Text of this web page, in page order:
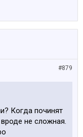
#879
Когда починят
не сложная.